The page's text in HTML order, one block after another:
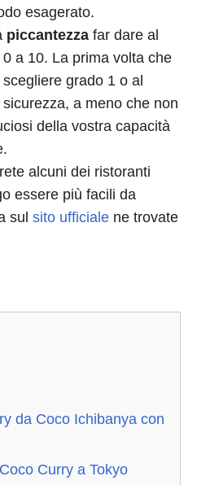
esagerato.
piccantezza far dare al
a 10. La prima volta che
grado 1 o al
a meno che non
della vostra capacità
alcuni dei ristoranti
essere più facili da
sul sito ufficiale ne trovate
da Coco Ichibanya con
Curry a Tokyo